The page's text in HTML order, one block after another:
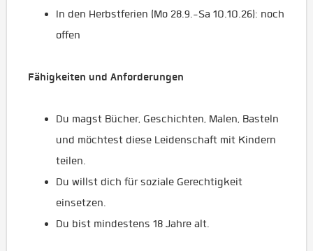
In den Herbstferien (Mo 28.9.-Sa 10.10.26): noch
offen
Fähigkeiten und Anforderungen
Du magst Bücher, Geschichten, Malen, Basteln
und möchtest diese Leidenschaft mit Kindern
teilen.
Du willst dich für soziale Gerechtigkeit
einsetzen.
Du bist mindestens 18 Jahre alt.